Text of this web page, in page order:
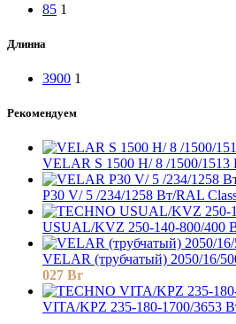
85 1
Длинна
3900 1
Рекомендуем
VELAR S 1500 H/ 8 /1500/1513
P30 V/ 5 /234/1258 Вт/RAL
USUAL/KVZ 250-140-800/400
VELAR (трубчатый) 2050/16/
027 Br
VITA/KPZ 235-180-1700/3653